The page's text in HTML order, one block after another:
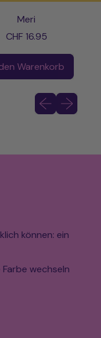
Meri
CHF 16.95
Warenkorb
Meri
Vorheriges Bild
Nächstes
können: ein
wechseln